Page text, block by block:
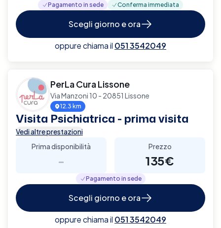
Pagamento in sede Conferma immediata
Scegli giorno e ora
oppure chiama il 051 3542049
PerLa Cura Lissone
Via Manzoni 10 - 20851 Lissone
12.3 km
Visita Psichiatrica - prima visita
Vedi altre prestazioni
Prima disponibilità
-
Prezzo
135€
Pagamento in sede
Scegli giorno e ora
oppure chiama il 051 3542049